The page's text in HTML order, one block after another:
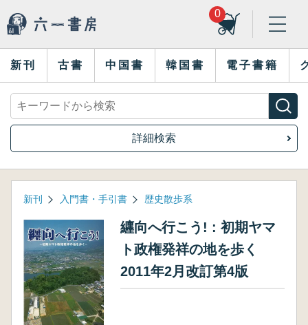
0
新刊 古書 中国書 韓国書 電子書籍
詳細検索
新刊 入門書・手引書 歴史散歩系
纒向へ行こう! : 初期ヤマ
ト政権発祥の地を歩く
2011年2月改訂第4版